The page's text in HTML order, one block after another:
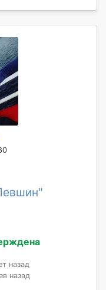
назад
назад